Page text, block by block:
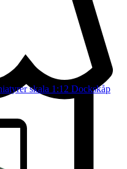
skala 1:12 Dockskåp